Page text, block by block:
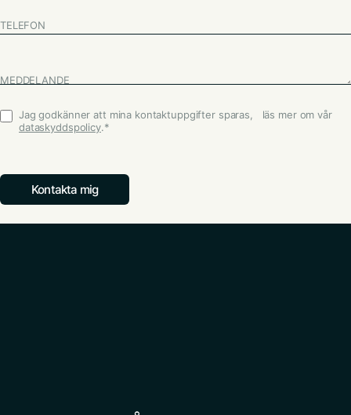
TELEFON
MEDDELANDE
Godkännande*
Jag godkänner att mina kontaktuppgifter sparas, läs mer om vår
dataskyddspolicy.*
Kontakta mig